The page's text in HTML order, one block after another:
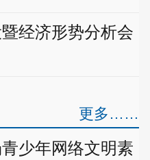
经济形势分析会
更多……
少年网络文明素